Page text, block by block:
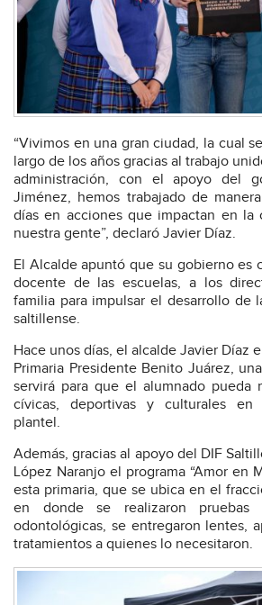
“Vivimos en una gran ciudad, la cual
largo de los años gracias al trabajo
administración, con el apoyo del
Jiménez, hemos trabajado de
días en acciones que impactan en la
nuestra gente”, declaró Javier Díaz.
El Alcalde apuntó que su gobierno es
docente de las escuelas, a los
familia para impulsar el desarrollo de
saltillense.
Hace unos días, el alcalde Javier Díaz
Primaria Presidente Benito Juárez,
servirá para que el alumnado pueda
cívicas, deportivas y culturales
plantel.
Además, gracias al apoyo del DIF
López Naranjo el programa “Amor en
esta primaria, que se ubica en el
en donde se realizaron
odontológicas, se entregaron lentes,
tratamientos a quienes lo necesitaron.